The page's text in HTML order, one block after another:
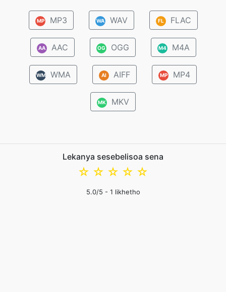
MP MP3 WA WAV FL FLAC
AA AAC OG OGG M4 M4A
WM WMA AI AIFF MP MP4
MK MKV
Lekanya sesebelisoa sena
☆
☆
☆
☆
☆
5.0/5 - 1 likhetho